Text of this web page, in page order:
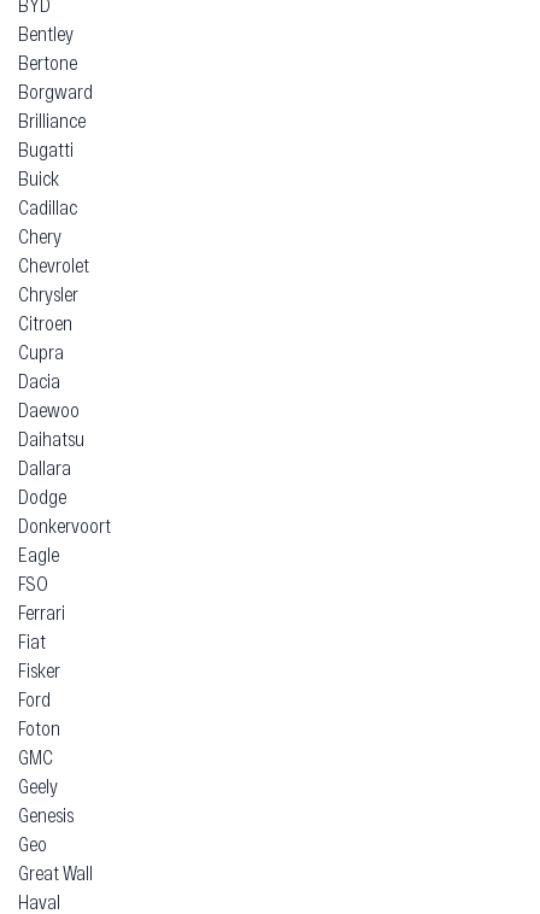
Bentley
Bertone
Borgward
Brilliance
Bugatti
Buick
Cadillac
Chery
Chevrolet
Chrysler
Citroen
Cupra
Dacia
Daewoo
Daihatsu
Dallara
Dodge
Donkervoort
Eagle
FSO
Ferrari
Fiat
Fisker
Ford
Foton
GMC
Geely
Genesis
Geo
Great Wall
Haval